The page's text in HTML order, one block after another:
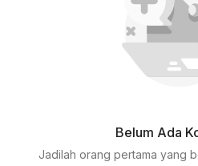
Belum Ada
Jadilah orang pertama yang